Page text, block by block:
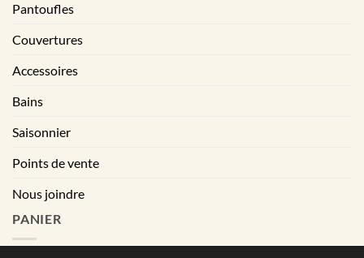
Pantoufles
Couvertures
Accessoires
Bains
Saisonnier
Points de vente
Nous joindre
PANIER